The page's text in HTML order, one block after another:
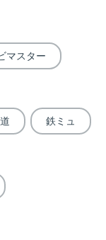
マスター
鉄ミュ